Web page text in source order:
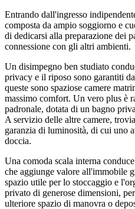
Entrando dall'ingresso
composta da ampio soggiorno e
di dedicarsi alla preparazione dei
connessione con gli altri ambienti.
Un disimpegno ben studiato
privacy e il riposo sono garantiti
queste sono spaziose camere
massimo comfort. Un vero plus è
padronale, dotata di un bagno
A servizio delle altre camere,
garanzia di luminosità, di cui uno
doccia.
Una comoda scala interna
che aggiunge valore all'immobile
spazio utile per lo stoccaggio e
privato di generose dimensioni,
ulteriore spazio di manovra o